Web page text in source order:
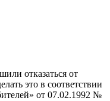
отказаться от
это в соответствии
от 07.02.1992 №